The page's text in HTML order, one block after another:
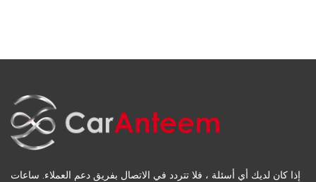
إذا كان لديك أي أسئلة ، فلا تتردد في الاتصال بفريق دعم العملاء. ساعات